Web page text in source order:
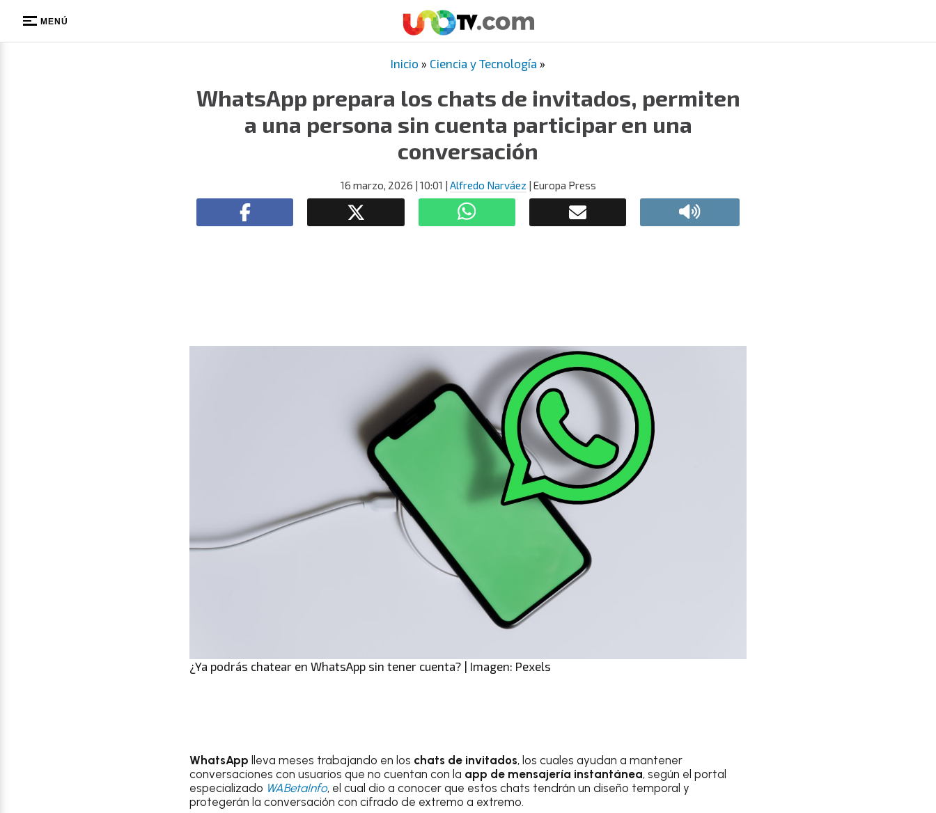
MENÚ
Inicio » Ciencia y Tecnología »
WhatsApp prepara los chats de invitados, permiten
a una persona sin cuenta participar en una
conversación
16 marzo, 2026 | 10:01 | Alfredo Narváez | Europa Press
¿Ya podrás chatear en WhatsApp sin tener cuenta? | Imagen: Pexels
WhatsApp lleva meses trabajando en los chats de invitados, los cuales ayudan a mantener
conversaciones con usuarios que no cuentan con la app de mensajería instantánea, según el portal
especializado WABetaInfo, el cual dio a conocer que estos chats tendrán un diseño temporal y
protegerán la conversación con cifrado de extremo a extremo.